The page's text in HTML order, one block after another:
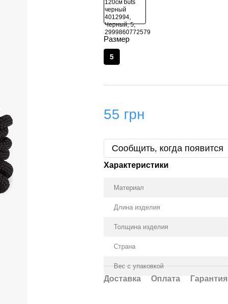
Размер
5
55 грн
Сообщить, когда появится
Характеристики
Материал
Длина изделия
Толщина изделия
Страна
Вес с упаковкой
Доставка Оплата Гарантия